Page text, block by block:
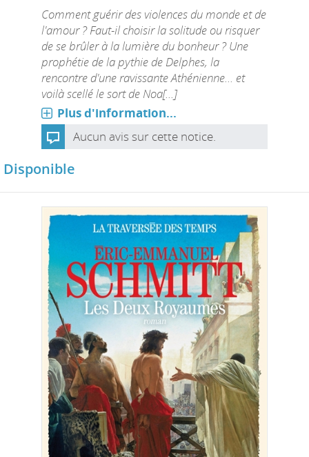
Comment guérir des violences du monde et de
l'amour ? Faut-il choisir la solitude ou risquer
de se brûler à la lumière du bonheur ? Une
prophétie de la pythie de Delphes, la
rencontre d'une ravissante Athénienne... et
voilà scellé le sort de Noa[...]
Plus d'information...
Aucun avis sur cette notice.
Disponible